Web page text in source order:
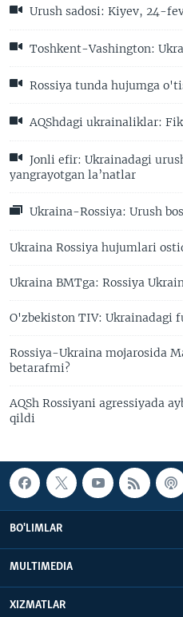
Urush sadosi: Kiyev, 24-
Toshkent-Vashington:
Rossiya tunda hujumga
AQShdagi ukrainaliklar:
Jonli efir: Ukrainadagi
yangrayotgan la’natlar
Ukraina-Rossiya: Urush
Ukraina Rossiya hujumlari
Ukraina BMTga: Rossiya
O'zbekiston TIV: Ukrainadagi
Rossiya-Ukraina mojarosida
betarafmi?
AQSh Rossiyani agressiyada
qildi
BO'LIMLAR
MULTIMEDIA
XIZMATLAR